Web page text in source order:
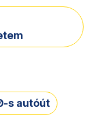
s autóút